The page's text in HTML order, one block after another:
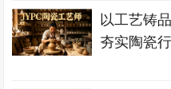
以工艺铸
夯实陶瓷